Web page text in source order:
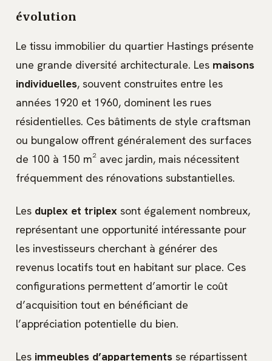
évolution
Le tissu immobilier du quartier Hastings présente
une grande diversité architecturale. Les maisons
individuelles, souvent construites entre les
années 1920 et 1960, dominent les rues
résidentielles. Ces bâtiments de style craftsman
ou bungalow offrent généralement des surfaces
de 100 à 150 m² avec jardin, mais nécessitent
fréquemment des rénovations substantielles.
Les duplex et triplex sont également nombreux,
représentant une opportunité intéressante pour
les investisseurs cherchant à générer des
revenus locatifs tout en habitant sur place. Ces
configurations permettent d’amortir le coût
d’acquisition tout en bénéficiant de
l’appréciation potentielle du bien.
Les immeubles d’appartements se répartissent